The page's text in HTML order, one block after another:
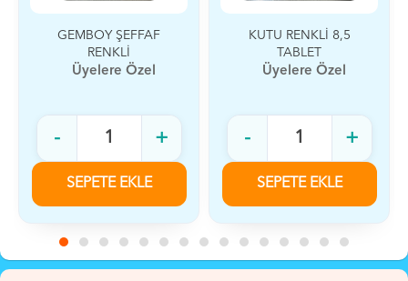
GEMBOY ŞEFFAF
RENKLİ
Üyelere Özel
- +
SEPETE EKLE
KUTU RENKLİ 8,5
TABLET
Üyelere Özel
- +
SEPETE EKLE